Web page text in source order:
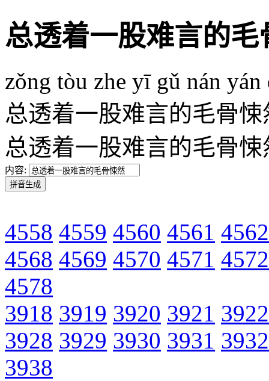
总透着一股难言的
zǒng tòu zhe yī gǔ nán yán
总透着一股难言的毛骨悚
总透着一股难言的毛骨
内容:
4558 4559 4560 4561 4562
4568 4569 4570 4571 4572
4578
3918 3919 3920 3921 3922
3928 3929 3930 3931 3932
3938